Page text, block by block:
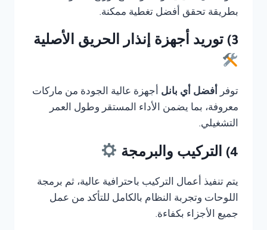
بطريقة تحقق أفضل تغطية ممكنة.
3) توريد أجهزة إنذار الحريق الأصلية
توفر أفضل أي بانل أجهزة عالية الجودة من ماركات
معروفة، بما يضمن الأداء المستقر وطول العمر
التشغيلي.
4) التركيب والبرمجة
يتم تنفيذ أعمال التركيب باحترافية عالية، ثم برمجة
اللوحات وتجربة النظام بالكامل للتأكد من عمل
جميع الأجزاء بكفاءة.